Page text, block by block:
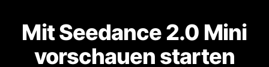
Mit Seedance 2.0 Mini
vorschauen starten